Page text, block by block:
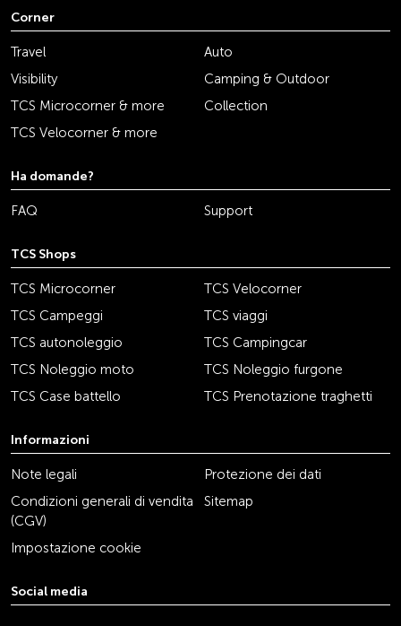
Corner
Travel
Auto
Visibility
Camping & Outdoor
TCS Microcorner & more
Collection
TCS Velocorner & more
Ha domande?
FAQ Support
TCS Shops
TCS Microcorner
TCS Velocorner
TCS Campeggi
TCS viaggi
TCS autonoleggio
TCS Campingcar
TCS Noleggio moto
TCS Noleggio furgone
TCS Case battello
TCS Prenotazione traghetti
Informazioni
Note legali
Protezione dei dati
Condizioni generali di vendita
(CGV)
Sitemap
Impostazione cookie
Social media